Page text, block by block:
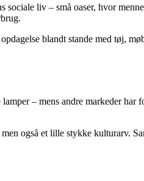
liv – små oaser, hvor
blandt stande med tøj,
– mens andre markeder har
også et lille stykke kulturarv.